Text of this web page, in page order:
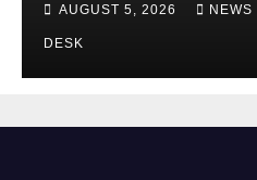
किया स्वागत
AUGUST 5, 2026 NEWS
DESK